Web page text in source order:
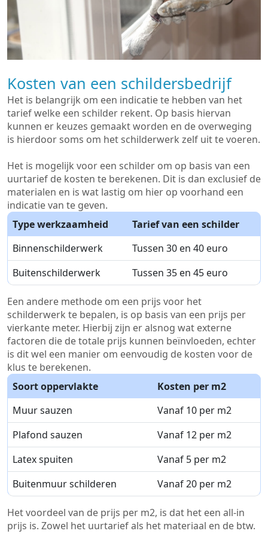
Kosten van een schildersbedrijf
Het is belangrijk om een indicatie te hebben van het
tarief welke een schilder rekent. Op basis hiervan
kunnen er keuzes gemaakt worden en de overweging
is hierdoor soms om het schilderwerk zelf uit te voeren.
Het is mogelijk voor een schilder om op basis van een
uurtarief de kosten te berekenen. Dit is dan exclusief de
materialen en is wat lastig om hier op voorhand een
indicatie van te geven.
Type werkzaamheid
Tarief van een schilder
Binnenschilderwerk
Tussen 30 en 40 euro
Buitenschilderwerk
Tussen 35 en 45 euro
Een andere methode om een prijs voor het
schilderwerk te bepalen, is op basis van een prijs per
vierkante meter. Hierbij zijn er alsnog wat externe
factoren die de totale prijs kunnen beïnvloeden, echter
is dit wel een manier om eenvoudig de kosten voor de
klus te berekenen.
Soort oppervlakte
Kosten per m2
Muur sauzen
Vanaf 10 per m2
Plafond sauzen
Vanaf 12 per m2
Latex spuiten
Vanaf 5 per m2
Buitenmuur schilderen
Vanaf 20 per m2
Het voordeel van de prijs per m2, is dat het een all-in
prijs is. Zowel het uurtarief als het materiaal en de btw.